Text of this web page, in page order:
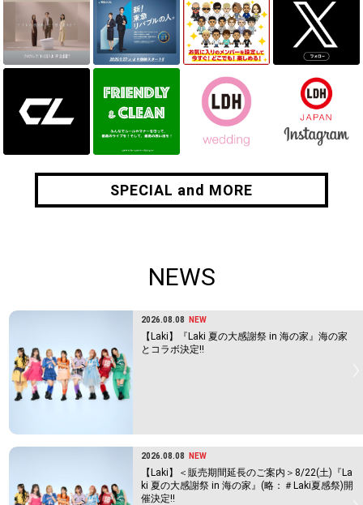
SPECIAL and MORE
SPECIAL and MORE
NEWS
2026.08.08 NEW
【Laki】『Laki 夏の大感謝祭 in 海の家』海の家
とコラボ決定!!
2026.08.08 NEW
【Laki】＜販売期間延長のご案内＞8/22(土)『La
ki 夏の大感謝祭 in 海の家』(略：＃Laki夏感祭)開
催決定!!